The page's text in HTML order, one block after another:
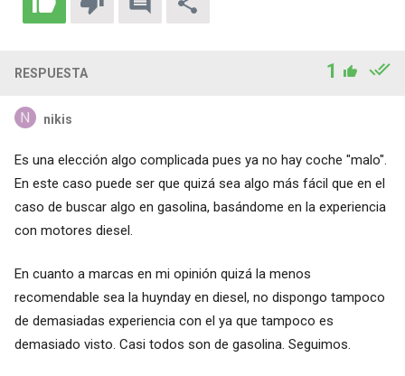
RESPUESTA 1
nikis
Es una elección algo complicada pues ya no hay coche "malo".
En este caso puede ser que quizá sea algo más fácil que en el
caso de buscar algo en gasolina, basándome en la experiencia
con motores diesel.
En cuanto a marcas en mi opinión quizá la menos
recomendable sea la huynday en diesel, no dispongo tampoco
de demasiadas experiencia con el ya que tampoco es
demasiado visto. Casi todos son de gasolina. Seguimos.